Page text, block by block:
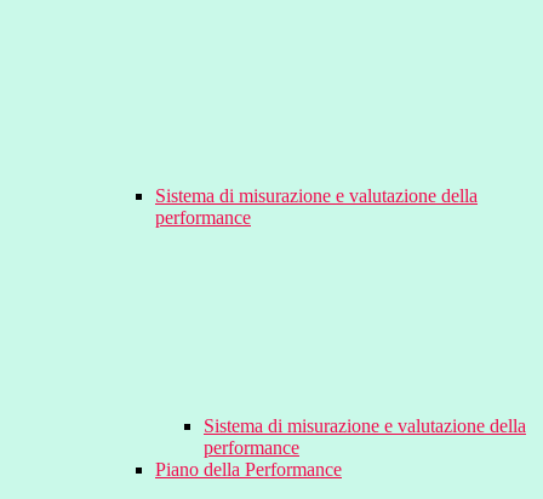
Sistema di misurazione e valutazione della
performance
Sistema di misurazione e valutazione della
performance
Piano della Performance